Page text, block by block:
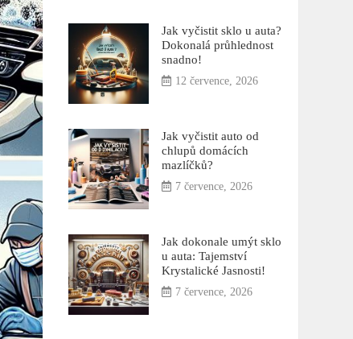
Jak vyčistit sklo u auta?
Dokonalá průhlednost
snadno!
12 července, 2026
Jak vyčistit auto od
chlupů domácích
mazlíčků?
7 července, 2026
Jak dokonale umýt sklo
u auta: Tajemství
Krystalické Jasnosti!
7 července, 2026